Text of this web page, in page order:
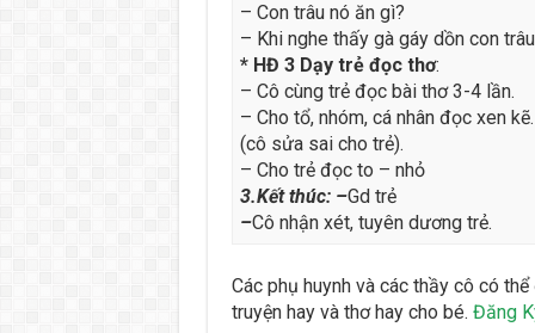
– Con trâu nó ăn gì?
– Khi nghe thấy gà gáy dồn con
* HĐ 3 Dạy trẻ đọc thơ:
– Cô cùng trẻ đọc bài thơ 3-4 lần.
– Cho tổ, nhóm, cá nhân đọc xen kẽ.
(cô sửa sai cho trẻ).
– Cho trẻ đọc to – nhỏ
3.Kết thúc: –Gd trẻ
–Cô nhận xét, tuyên dương trẻ.
Các phụ huynh và các thầy cô có
truyện hay và thơ hay cho bé. Đăng